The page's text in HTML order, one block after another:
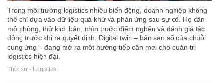
Trong môi trường logistics nhiều biến động, doanh nghiệp không
thể chỉ dựa vào dữ liệu quá khứ và phản ứng sau sự cố. Họ cần
mô phỏng, thử kịch bản, nhìn trước điểm nghẽn và đánh giá tác
động trước khi ra quyết định. Digital twin – bản sao số của chuỗi
cung ứng – đang mở ra một hướng tiếp cận mới cho quản trị
logistics hiện đại.
Thời sự - Logistics